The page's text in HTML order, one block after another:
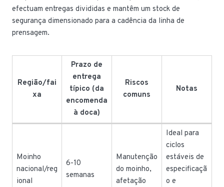
efectuam entregas divididas e mantêm um stock de
segurança dimensionado para a cadência da linha de
prensagem.
Região/fai
xa
Prazo de
entrega
típico (da
encomenda
à doca)
Riscos
comuns
Notas
Moinho
nacional/reg
ional
6-10
semanas
Manutenção
do moinho,
afetação
Ideal para
ciclos
estáveis de
especificaçã
o e